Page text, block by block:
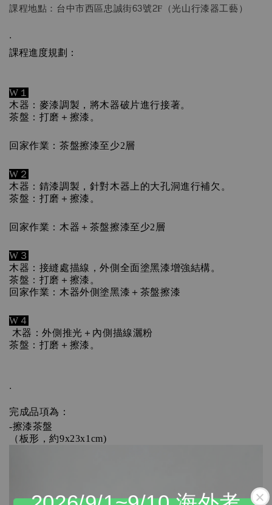
課程地點：台中市西區忠誠街63號2F（光山行漆器工藝）
.
課程進度規劃：
W１
木器：麥漆調製，將木器破片進行接著。
茶盤：打磨＋擦漆。
回家作業：茶盤擦漆至少2層
W２
木器：錆漆調製，針對木器上的大孔洞進行補欠。
茶盤：打磨＋擦漆。
回家作業：木器＋茶盤擦漆至少2層
W３
木器：接縫處描線，外側全面塗黑漆增強結構。
茶盤：打磨＋擦漆。
回家作業：木器外側塗黑漆＋茶盤擦漆
W４
木器：外側推光＋內側描線灑粉
茶盤：打磨＋擦漆。
.
完成品項為：
-擦漆茶盤
（板形，約9x23x1cm)